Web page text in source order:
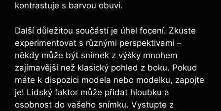
kontrastuje s barvou obuvi.
Další důležitou součástí je úhel focení. Zkuste
experimentovat s různými perspektivami –
někdy může být snímek z výšky mnohem
zajímavější než klasický pohled z boku. Pokud
máte k dispozici modela nebo modelku, zapojte
je! Lidský faktor může přidat hloubku a
osobnost do vašeho snímku. Vystupte z